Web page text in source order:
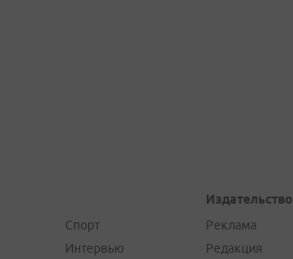
Спорт
Интервью
Издательство
Реклама
Редакция